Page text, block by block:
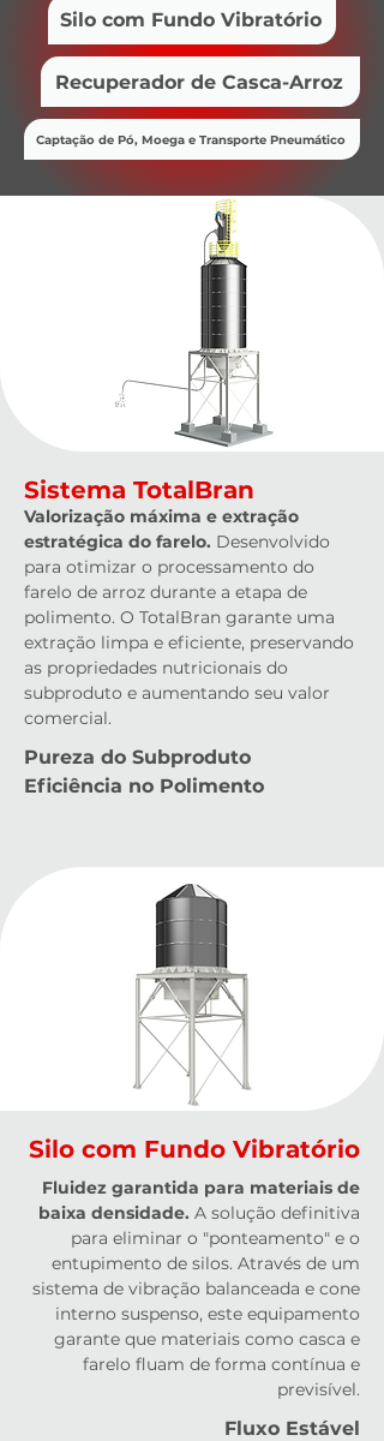
Silo com Fundo Vibratório
Recuperador de Casca-Arroz
Captação de Pó, Moega e Transporte Pneumático
Sistema TotalBran
Valorização máxima e extração
estratégica do farelo. Desenvolvido
para otimizar o processamento do
farelo de arroz durante a etapa de
polimento. O TotalBran garante uma
extração limpa e eficiente, preservando
as propriedades nutricionais do
subproduto e aumentando seu valor
comercial.
Pureza do Subproduto
Eficiência no Polimento
Silo com Fundo Vibratório
Fluidez garantida para materiais de
baixa densidade. A solução definitiva
para eliminar o "ponteamento" e o
entupimento de silos. Através de um
sistema de vibração balanceada e cone
interno suspenso, este equipamento
garante que materiais como casca e
farelo fluam de forma contínua e
previsível.
Fluxo Estável